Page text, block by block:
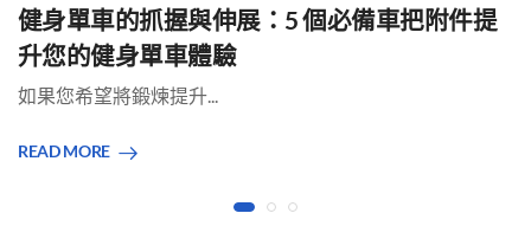
健身單車的抓握與伸展：5 個必備車把附件提
升您的健身單車體驗
如果您希望將鍛煉提升...
READ MORE